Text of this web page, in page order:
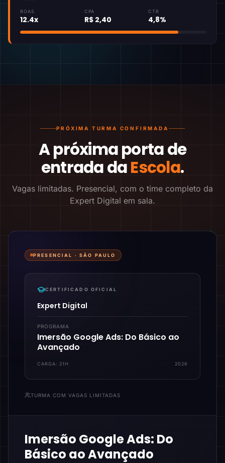
ROAS
12.4x
CPA
R$ 2,40
CTR
4,8%
PRÓXIMA TURMA CONFIRMADA
A próxima porta de
entrada daEscola.
Vagas limitadas. Presencial, com o time completo da
Expert Digital em sala.
PRESENCIAL ·SÃO PAULO
CERTIFICADO OFICIAL
Expert Digital
PROGRAMA
Imersão Google Ads: Do Básico ao
Avançado
CARGA: 21H 2026
TURMA COM VAGAS LIMITADAS
Imersão Google Ads: Do
Básico ao Avançado